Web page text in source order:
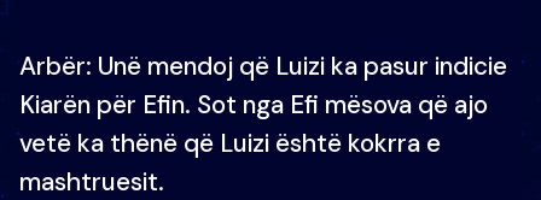
Arbër: Unë mendoj që Luizi ka pasur indicie
Kiarën për Efin. Sot nga Efi mësova që ajo
vetë ka thënë që Luizi është kokrra e
mashtruesit.